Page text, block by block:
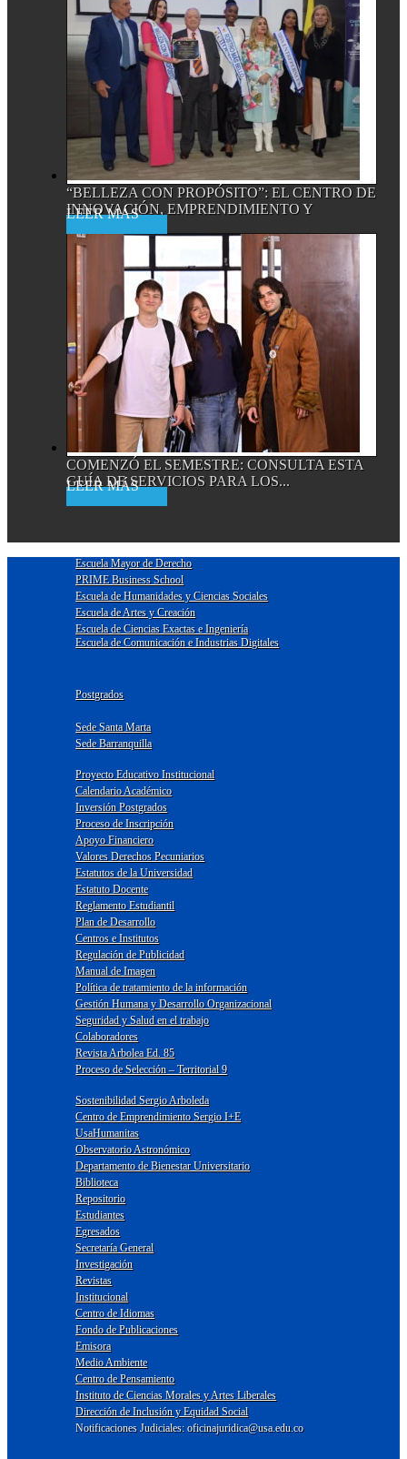
“BELLEZA CON PROPÓSITO”: EL CENTRO DE
INNOVACIÓN, EMPRENDIMIENTO Y
COMENZÓ EL SEMESTRE: CONSULTA ESTA
GUÍA DE SERVICIOS PARA LOS...
Escuela Mayor de Derecho
PRIME Business School
Escuela de Humanidades y Ciencias Sociales
Escuela de Artes y Creación
Escuela de Ciencias Exactas e Ingeniería
Escuela de Comunicación e Industrias Digitales
Postgrados
Sede Santa Marta
Sede Barranquilla
Proyecto Educativo Institucional
Calendario Académico
Inversión Postgrados
Proceso de Inscripción
Apoyo Financiero
Valores Derechos Pecuniarios
Estatutos de la Universidad
Estatuto Docente
Reglamento Estudiantil
Plan de Desarrollo
Centros e Institutos
Regulación de Publicidad
Manual de Imagen
Política de tratamiento de la información
Gestión Humana y Desarrollo Organizacional
Seguridad y Salud en el trabajo
Colaboradores
Revista Arbolea Ed. 85
Proceso de Selección – Territorial 9
Sostenibilidad Sergio Arboleda
Centro de Emprendimiento Sergio I+E
UsaHumanitas
Observatorio Astronómico
Departamento de Bienestar Universitario
Biblioteca
Repositorio
Estudiantes
Egresados
Secretaría General
Investigación
Revistas
Institucional
Centro de Idiomas
Fondo de Publicaciones
Emisora
Medio Ambiente
Centro de Pensamiento
Instituto de Ciencias Morales y Artes Liberales
Dirección de Inclusión y Equidad Social
Notificaciones Judiciales: oficinajuridica@usa.edu.co